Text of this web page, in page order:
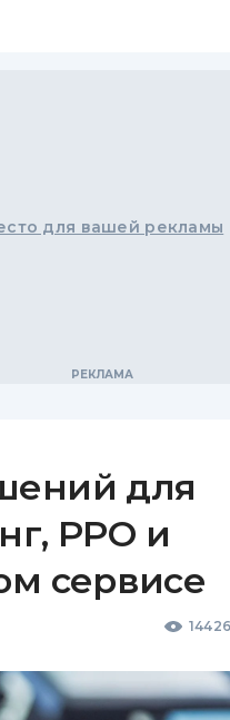
для вашей рекламы
для
РРО и
сервисе
14426